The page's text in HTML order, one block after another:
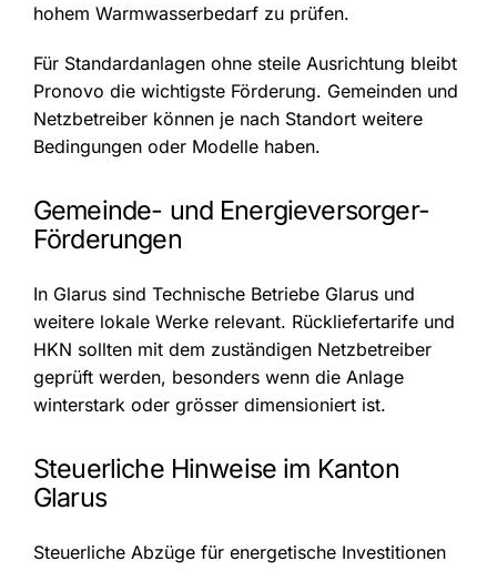
hohem Warmwasserbedarf zu prüfen.
Für Standardanlagen ohne steile Ausrichtung bleibt
Pronovo die wichtigste Förderung. Gemeinden und
Netzbetreiber können je nach Standort weitere
Bedingungen oder Modelle haben.
Gemeinde- und Energieversorger-
Förderungen
In Glarus sind Technische Betriebe Glarus und
weitere lokale Werke relevant. Rückliefertarife und
HKN sollten mit dem zuständigen Netzbetreiber
geprüft werden, besonders wenn die Anlage
winterstark oder grösser dimensioniert ist.
Steuerliche Hinweise im Kanton
Glarus
Steuerliche Abzüge für energetische Investitionen